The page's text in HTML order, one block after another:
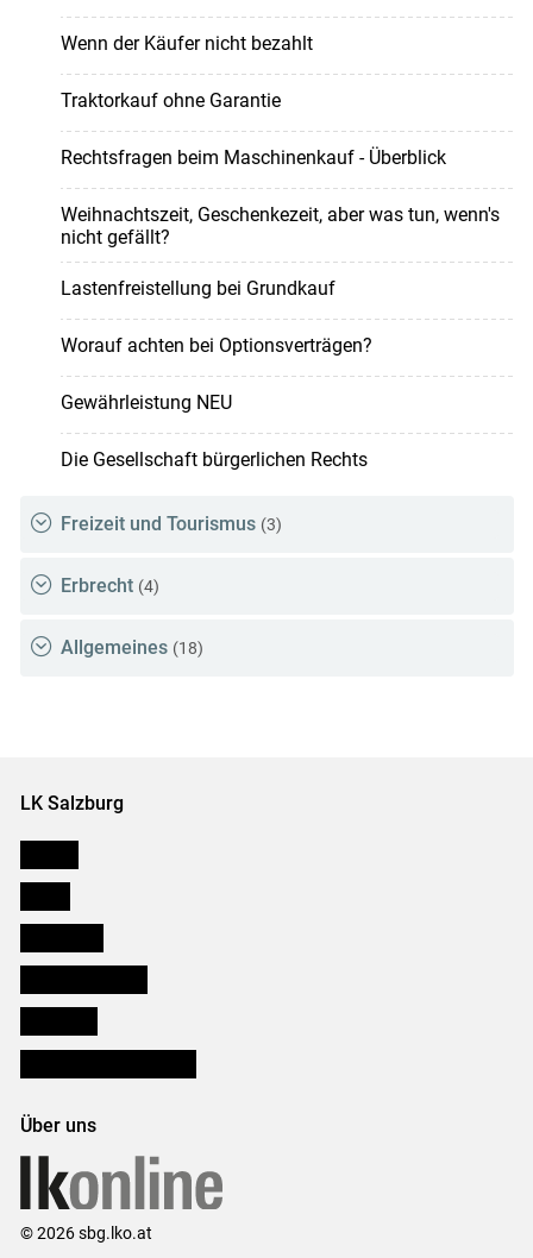
Wenn der Käufer nicht bezahlt
Traktorkauf ohne Garantie
Rechtsfragen beim Maschinenkauf - Überblick
Weihnachtszeit, Geschenkezeit, aber was tun, wenn's
nicht gefällt?
Lastenfreistellung bei Grundkauf
Worauf achten bei Optionsverträgen?
Gewährleistung NEU
Die Gesellschaft bürgerlichen Rechts
Freizeit und Tourismus (3)
Erbrecht (4)
Allgemeines (18)
LK Salzburg
Über uns
© 2026 sbg.lko.at